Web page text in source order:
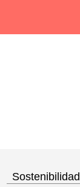
Sostenibilidad